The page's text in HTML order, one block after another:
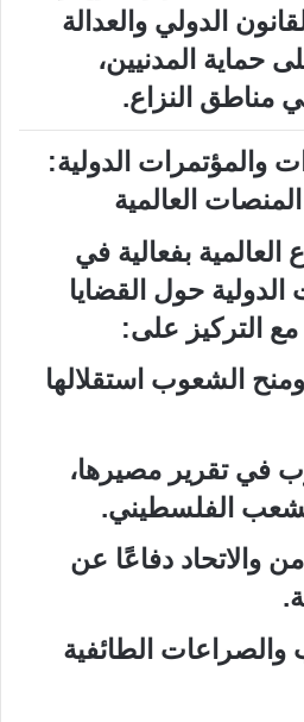
الدولي والعدالة
حماية المدنيين،
مناطق النزاع.
والمؤتمرات الدولية:
العالمية
بفعالية في
الدولية حول القضايا
مع التركيز على:
ومنح الشعوب استقلالها
في تقرير مصيرها،
الفلسطيني.
والاتحاد دفاعًا عن
الطائفية